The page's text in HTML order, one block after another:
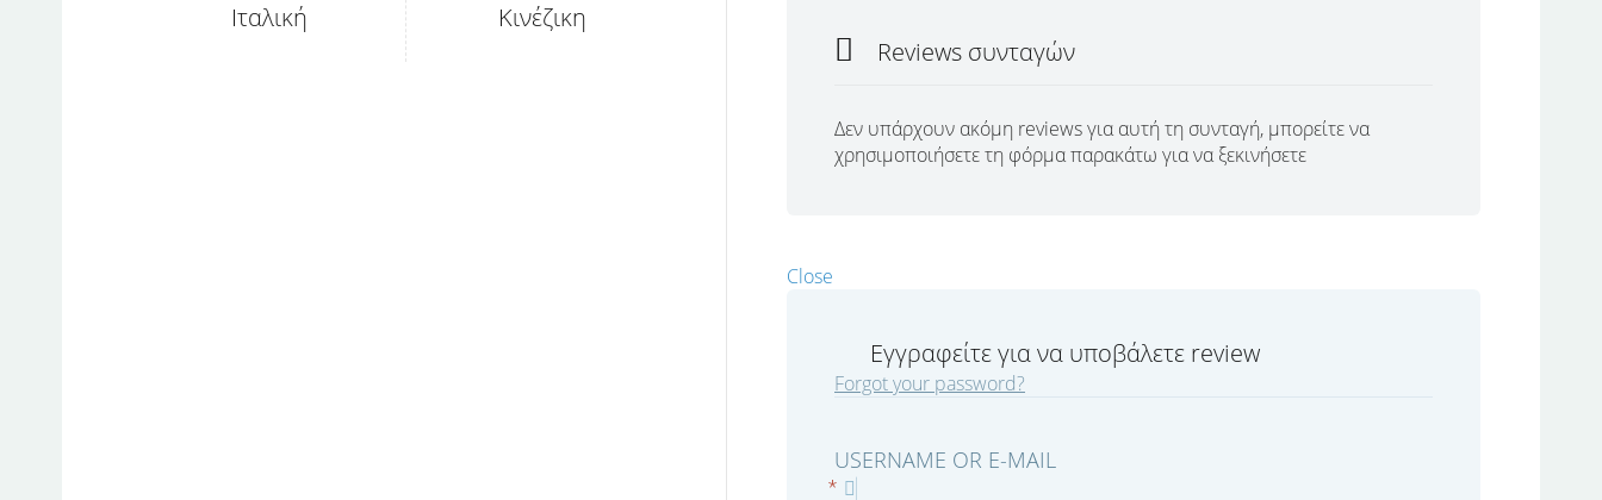
Ιταλική Κινέζικη
Reviews συνταγών
Δεν υπάρχουν ακόμη reviews για αυτή τη συνταγή, μπορείτε να
χρησιμοποιήσετε τη φόρμα παρακάτω για να ξεκινήσετε
Close
Εγγραφείτε για να υποβάλετε review
Forgot your password?
USERNAME OR E-MAIL
*